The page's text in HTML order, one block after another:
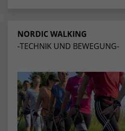
NORDIC WALKING
-TECHNIK UND BEWEGUNG-